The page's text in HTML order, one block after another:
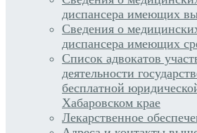
диспансера имеющих
Сведения о
диспансера имеющих
Список адвокатов
деятельности
бесплатной
Хабаровском крае
Лекарственное